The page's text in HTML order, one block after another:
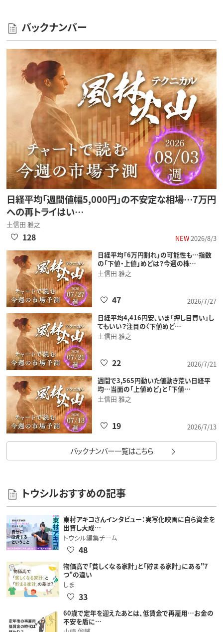
バックナンバー
日経平均「週間値幅5,000円」の不安定な相場…7万円
への再トライはい…
土信田 雅之
NEW2026/8/3
128
日経平均「6万円割れ」の可能性も…指数
の「下値・上値」めどは？今週の株…
土信田 雅之
2026/7/27
47
日経平均4,416円安、いま「押し目買い」し
てもいい？注目の〈下値めど…
土信田 雅之
2026/7/21
22
週間で3,565円動いた値動き荒い日経平
均…当面の「上値めど」と「下値…
土信田 雅之
2026/7/13
19
バックナンバー一覧はこちら
トウシルおすすめの記事
東村アキコさんインタビュー：実写化映画に自ら資金を
出資し大成…
トウシル編集チーム
48
物価高で「貧しくなる家計」と「貯まる家計」にある"7
つ"の違い
しま
33
60歳で定年を迎えたあとは、低賃金で再雇用…お金の
不安を盾に…